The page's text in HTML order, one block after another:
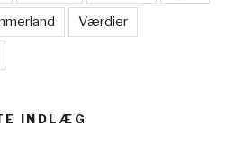
Værdier
INDLÆG